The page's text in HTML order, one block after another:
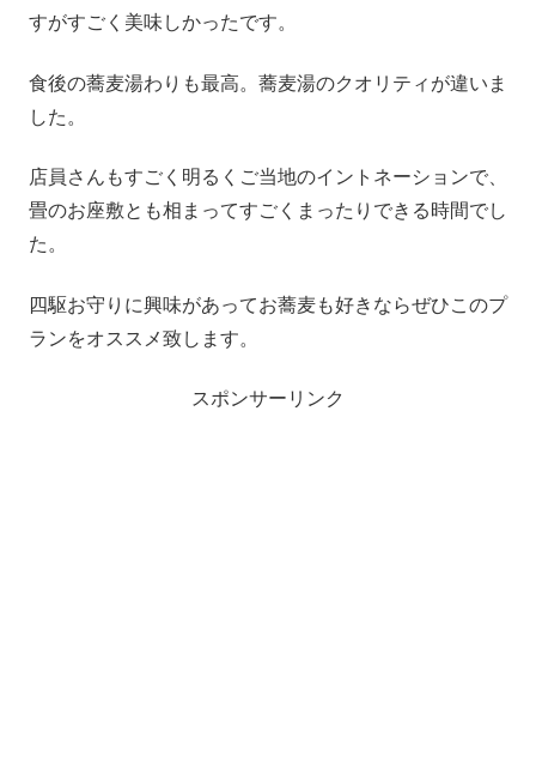
すがすごく美味しかったです。
食後の蕎麦湯わりも最高。蕎麦湯のクオリティが違いま
した。
店員さんもすごく明るくご当地のイントネーションで、
畳のお座敷とも相まってすごくまったりできる時間でし
た。
四駆お守りに興味があってお蕎麦も好きならぜひこのプ
ランをオススメ致します。
スポンサーリンク